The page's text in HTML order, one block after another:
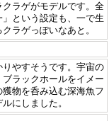
ラゲがモデルです。全
という設定も、一で生
ラゲっぽいなあと。
やすそうです。宇宙の
ラックホールをイメー
物を呑み込む深海魚フ
にしました。